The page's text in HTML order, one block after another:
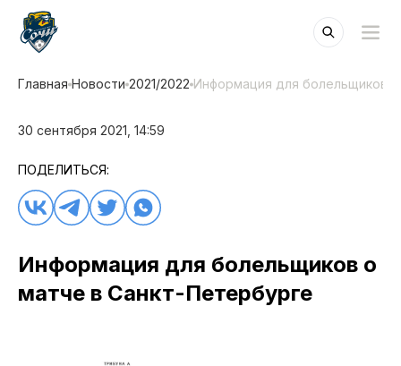
Главная Новости 2021/2022 Информация для болельщиков
30 сентября 2021, 14:59
ПОДЕЛИТЬСЯ:
Информация для болельщиков о
матче в Санкт-Петербурге